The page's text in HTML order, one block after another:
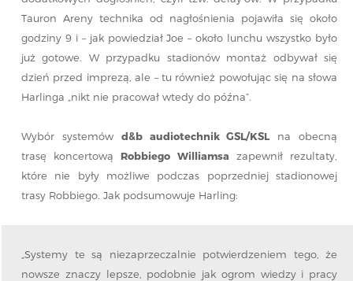
Tauron Areny technika od nagłośnienia pojawiła się około
godziny 9 i – jak powiedział Joe – około lunchu wszystko było
już gotowe. W przypadku stadionów montaż odbywał się
dzień przed imprezą, ale – tu również powołując się na słowa
Harlinga „nikt nie pracował wtedy do późna”.
Wybór systemów d&b audiotechnik GSL/KSL na obecną
trasę koncertową Robbiego Williamsa zapewnił rezultaty,
które nie były możliwe podczas poprzedniej stadionowej
trasy Robbiego. Jak podsumowuje Harling:
„Systemy te są niezaprzeczalnie potwierdzeniem tego, że
nowsze znaczy lepsze, podobnie jak ogrom wiedzy i pracy